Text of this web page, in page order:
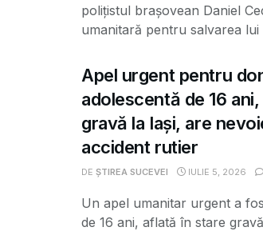
polițistul brașovean Daniel
umanitară pentru salvarea lui
Apel urgent pentru
adolescentă de 16
gravă la Iași, are
accident rutier
DE ȘTIREA SUCEVEI IULIE 5, 2026
Un apel umanitar urgent a
de 16 ani, aflată în stare